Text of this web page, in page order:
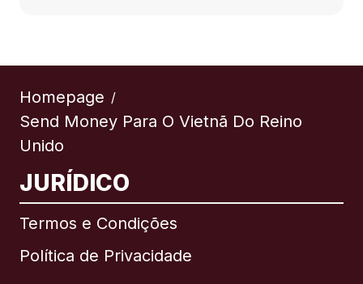
Homepage /
Send Money Para O Vietnã Do Reino
Unido
JURÍDICO
Termos e Condições
Política de Privacidade